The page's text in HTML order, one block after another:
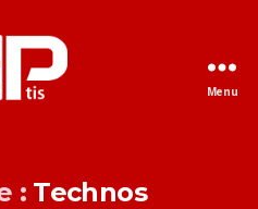
Menu
: Technos